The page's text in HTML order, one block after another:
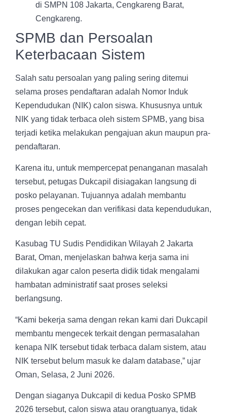
di SMPN 108 Jakarta, Cengkareng Barat,
Cengkareng.
SPMB dan Persoalan
Keterbacaan Sistem
Salah satu persoalan yang paling sering ditemui
selama proses pendaftaran adalah Nomor Induk
Kependudukan (NIK) calon siswa. Khususnya untuk
NIK yang tidak terbaca oleh sistem SPMB, yang bisa
terjadi ketika melakukan pengajuan akun maupun pra-
pendaftaran.
Karena itu, untuk mempercepat penanganan masalah
tersebut, petugas Dukcapil disiagakan langsung di
posko pelayanan. Tujuannya adalah membantu
proses pengecekan dan verifikasi data kependudukan,
dengan lebih cepat.
Kasubag TU Sudis Pendidikan Wilayah 2 Jakarta
Barat, Oman, menjelaskan bahwa kerja sama ini
dilakukan agar calon peserta didik tidak mengalami
hambatan administratif saat proses seleksi
berlangsung.
“Kami bekerja sama dengan rekan kami dari Dukcapil
membantu mengecek terkait dengan permasalahan
kenapa NIK tersebut tidak terbaca dalam sistem, atau
NIK tersebut belum masuk ke dalam database,” ujar
Oman, Selasa, 2 Juni 2026.
Dengan siaganya Dukcapil di kedua Posko SPMB
2026 tersebut, calon siswa atau orangtuanya, tidak